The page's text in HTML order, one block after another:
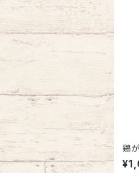
鶏が
分)